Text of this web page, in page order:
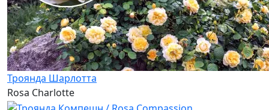
Троянда Шарлотта
Rosa Charlotte